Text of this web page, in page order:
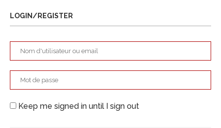
LOGIN/REGISTER
Keep me signed in until I sign out